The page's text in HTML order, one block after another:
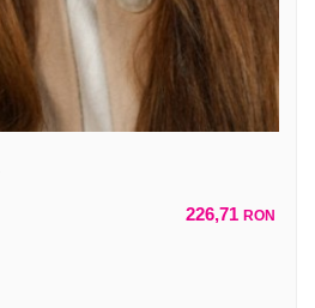
226,71 RON